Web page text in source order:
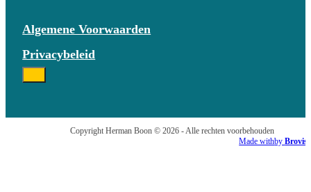
Algemene Voorwaarden
Privacybeleid
Copyright Herman Boon © 2026 - Alle rechten voorbehouden
Made withby